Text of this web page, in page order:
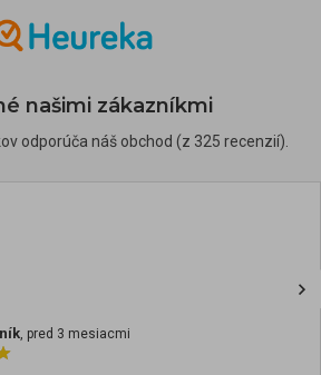
našimi zákazníkmi
odporúča náš obchod (z 325 recenzií).
, pred 3 mesiacmi